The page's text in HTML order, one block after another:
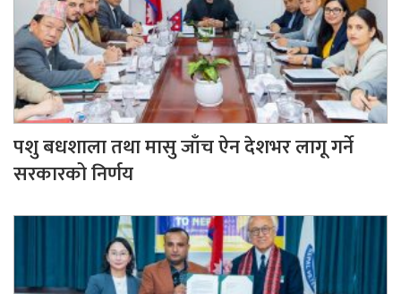
पशु बधशाला तथा मासु जाँच ऐन देशभर लागू गर्ने
सरकारको निर्णय